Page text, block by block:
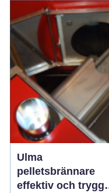
områden som
Kungsängen, Bro och
mer lantliga delarna med
olika målgrupper,
prisnivåer och
framtidsplaner. För
som...
Ulma
pelletsbrännare
effektiv och trygg